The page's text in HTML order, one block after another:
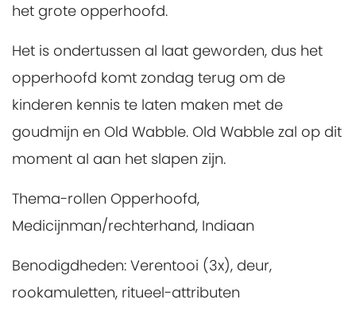
het grote opperhoofd.
Het is ondertussen al laat geworden, dus het
opperhoofd komt zondag terug om de
kinderen kennis te laten maken met de
goudmijn en Old Wabble. Old Wabble zal op dit
moment al aan het slapen zijn.
Thema-rollen Opperhoofd,
Medicijnman/rechterhand, Indiaan
Benodigdheden: Verentooi (3x), deur,
rookamuletten, ritueel-attributen